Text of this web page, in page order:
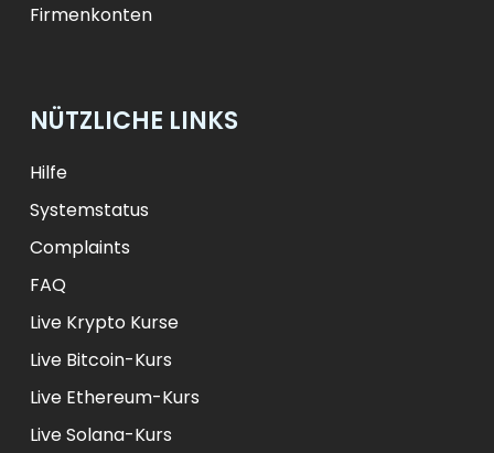
Firmenkonten
NÜTZLICHE LINKS
Hilfe
Systemstatus
Complaints
FAQ
Live Krypto Kurse
Live Bitcoin-Kurs
Live Ethereum-Kurs
Live Solana-Kurs